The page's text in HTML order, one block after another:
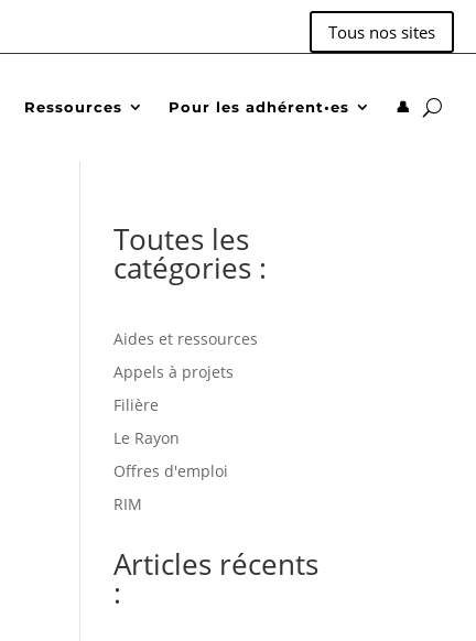
Tous nos sites
Ressources Pour les adhérent•es 👤
Toutes les
catégories :
Aides et ressources
Appels à projets
Filière
Le Rayon
Offres d'emploi
RIM
Articles récents
: